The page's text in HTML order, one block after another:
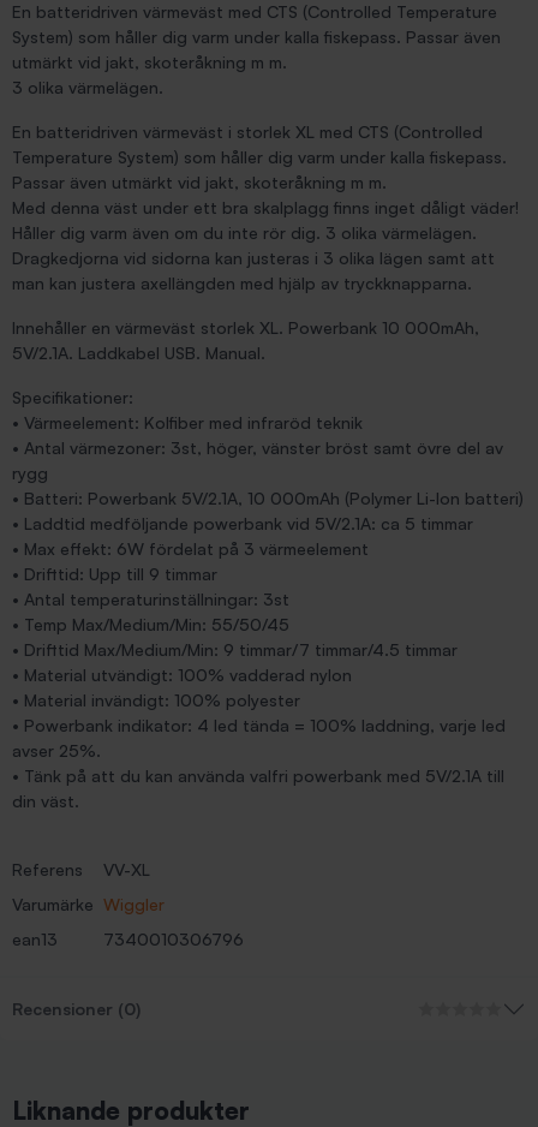
En batteridriven värmeväst med CTS (Controlled Temperature
System) som håller dig varm under kalla fiskepass. Passar även
utmärkt vid jakt, skoteråkning m m.
3 olika värmelägen.
En batteridriven värmeväst i storlek XL med CTS (Controlled
Temperature System) som håller dig varm under kalla fiskepass.
Passar även utmärkt vid jakt, skoteråkning m m.
Med denna väst under ett bra skalplagg finns inget dåligt väder!
Håller dig varm även om du inte rör dig. 3 olika värmelägen.
Dragkedjorna vid sidorna kan justeras i 3 olika lägen samt att
man kan justera axellängden med hjälp av tryckknapparna.
Innehåller en värmeväst storlek XL. Powerbank 10 000mAh,
5V/2.1A. Laddkabel USB. Manual.
Specifikationer:
• Värmeelement: Kolfiber med infraröd teknik
• Antal värmezoner: 3st, höger, vänster bröst samt övre del av
rygg
• Batteri: Powerbank 5V/2.1A, 10 000mAh (Polymer Li-Ion batteri)
• Laddtid medföljande powerbank vid 5V/2.1A: ca 5 timmar
• Max effekt: 6W fördelat på 3 värmeelement
• Drifttid: Upp till 9 timmar
• Antal temperaturinställningar: 3st
• Temp Max/Medium/Min: 55/50/45
• Drifttid Max/Medium/Min: 9 timmar/7 timmar/4.5 timmar
• Material utvändigt: 100% vadderad nylon
• Material invändigt: 100% polyester
• Powerbank indikator: 4 led tända = 100% laddning, varje led
avser 25%.
• Tänk på att du kan använda valfri powerbank med 5V/2.1A till
din väst.
Referens
VV-XL
Varumärke Wiggler
ean13
7340010306796
Recensioner (0)
Liknande produkter